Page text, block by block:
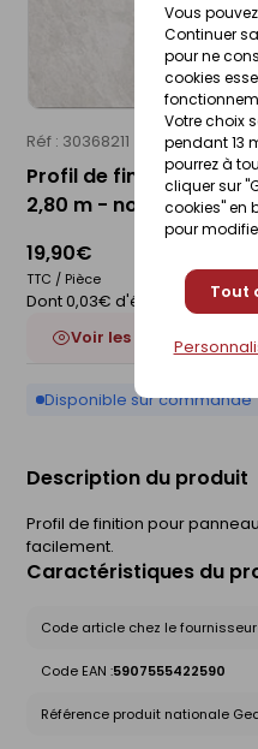
Vous
Continuer
pour ne
cookies
Votre choix
pendant 13
pourrez à
cliquer sur
cookies" en
pour
Tout
Réf : 30368211
Profil de finition en C
2,80 m - noir
19,90€
TTC / Pièce
Dont 0,03€ d'éco-
Voir les 4 déclinaisons
Disponible sur commande
Description du produit
Profil de finition pour
facilement.
Caractéristiques du
Code article chez le fournisseur
Code EAN :5907555422590
Référence produit nationale